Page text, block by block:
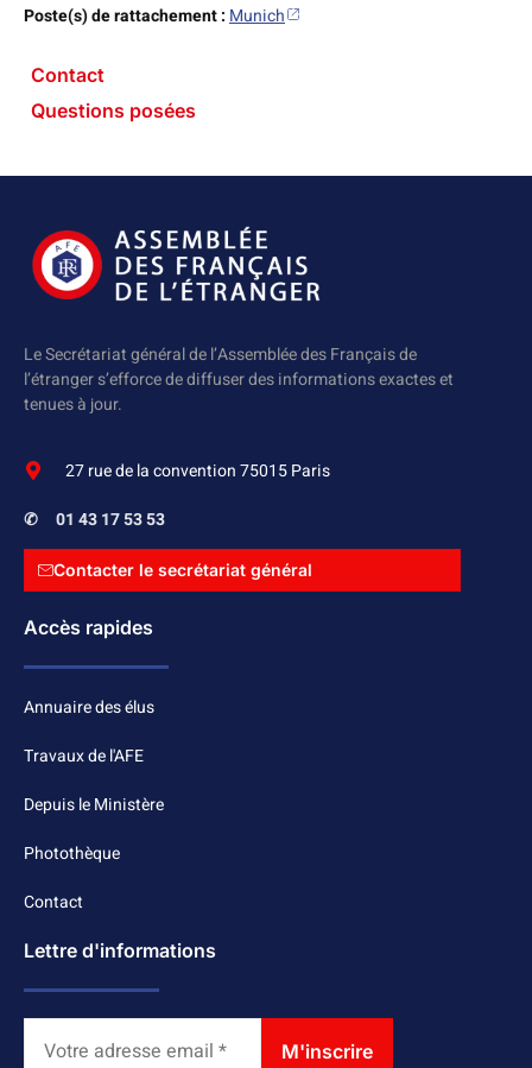
Contact
Questions posées
Poste(s) de rattachement : Munich
Le Secrétariat général de l’Assemblée des Français de
l’étranger s’efforce de diffuser des informations exactes et
tenues à jour.
27 rue de la convention 75015 Paris
✆ 01 43 17 53 53
Contacter le secrétariat général
Accès rapides
Annuaire des élus
Travaux de l'AFE
Depuis le Ministère
Photothèque
Contact
Lettre d'informations